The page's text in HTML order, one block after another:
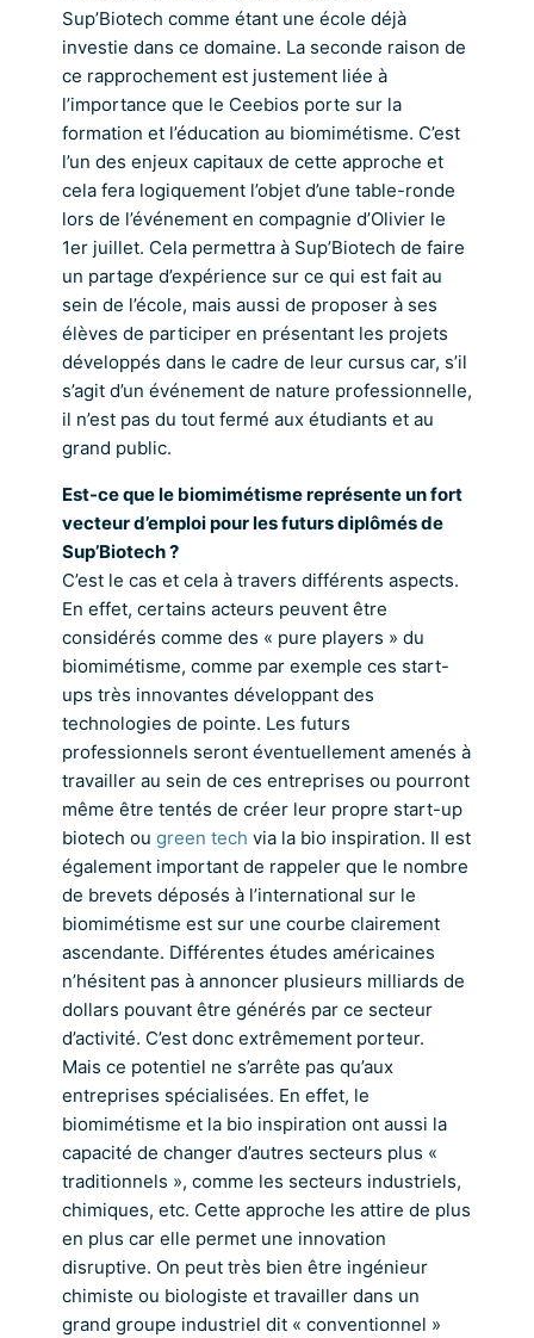
Sup’Biotech comme étant une école déjà
investie dans ce domaine. La seconde raison de
ce rapprochement est justement liée à
l’importance que le Ceebios porte sur la
formation et l’éducation au biomimétisme. C’est
l’un des enjeux capitaux de cette approche et
cela fera logiquement l’objet d’une table-ronde
lors de l’événement en compagnie d’Olivier le
1er juillet. Cela permettra à Sup’Biotech de faire
un partage d’expérience sur ce qui est fait au
sein de l’école, mais aussi de proposer à ses
élèves de participer en présentant les projets
développés dans le cadre de leur cursus car, s’il
s’agit d’un événement de nature professionnelle,
il n’est pas du tout fermé aux étudiants et au
grand public.
Est-ce que le biomimétisme représente un fort
vecteur d’emploi pour les futurs diplômés de
Sup’Biotech ?
C’est le cas et cela à travers différents aspects.
En effet, certains acteurs peuvent être
considérés comme des « pure players » du
biomimétisme, comme par exemple ces start-
ups très innovantes développant des
technologies de pointe. Les futurs
professionnels seront éventuellement amenés à
travailler au sein de ces entreprises ou pourront
même être tentés de créer leur propre start-up
biotech ou green tech via la bio inspiration. Il est
également important de rappeler que le nombre
de brevets déposés à l’international sur le
biomimétisme est sur une courbe clairement
ascendante. Différentes études américaines
n’hésitent pas à annoncer plusieurs milliards de
dollars pouvant être générés par ce secteur
d’activité. C’est donc extrêmement porteur.
Mais ce potentiel ne s’arrête pas qu’aux
entreprises spécialisées. En effet, le
biomimétisme et la bio inspiration ont aussi la
capacité de changer d’autres secteurs plus «
traditionnels », comme les secteurs industriels,
chimiques, etc. Cette approche les attire de plus
en plus car elle permet une innovation
disruptive. On peut très bien être ingénieur
chimiste ou biologiste et travailler dans un
grand groupe industriel dit « conventionnel »